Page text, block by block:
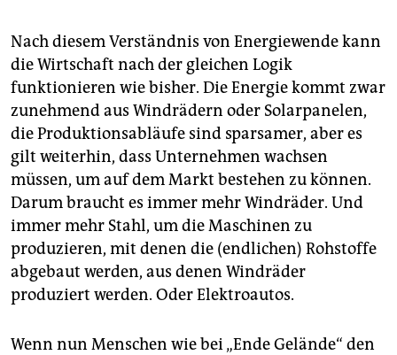
Nach diesem Verständnis von Energiewende kann
die Wirtschaft nach der gleichen Logik
funktionieren wie bisher. Die Energie kommt zwar
zunehmend aus Windrädern oder Solarpanelen,
die Produktionsabläufe sind sparsamer, aber es
gilt weiterhin, dass Unternehmen wachsen
müssen, um auf dem Markt bestehen zu können.
Darum braucht es immer mehr Windräder. Und
immer mehr Stahl, um die Maschinen zu
produzieren, mit denen die (endlichen) Rohstoffe
abgebaut werden, aus denen Windräder
produziert werden. Oder Elektroautos.
Wenn nun Menschen wie bei „Ende Gelände“ den